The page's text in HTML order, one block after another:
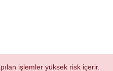
işlemler yüksek risk içerir.